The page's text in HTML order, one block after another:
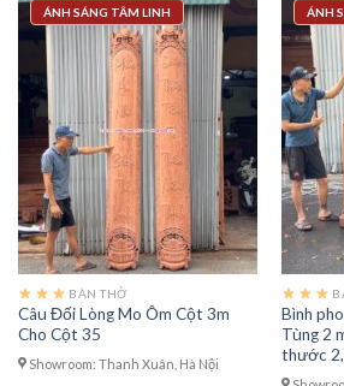
ÁNH SÁNG TÂM LINH
BÀN THỜ
Câu Đối Lòng Mo Ôm Cột 3m
Cho Cột 35
Showroom: Thanh Xuân, Hà Nội
ÁNH
Bình
Tùng 2
thước